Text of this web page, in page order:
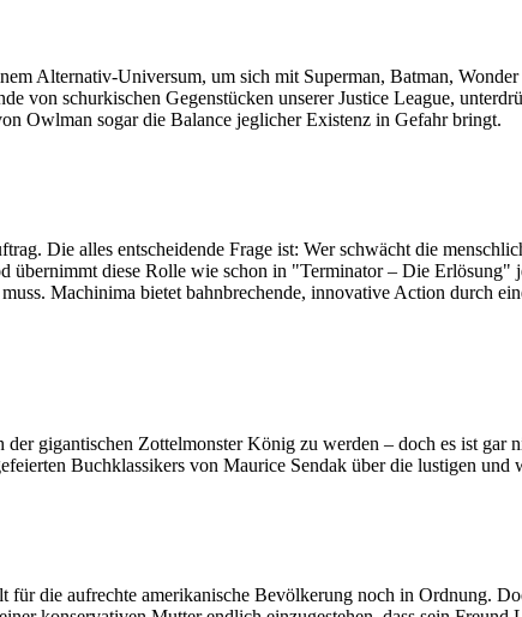
Alternativ-Universum, um sich mit Superman, Batman,
von schurkischen Gegenstücken unserer Justice League,
Owlman sogar die Balance jeglicher Existenz in Gefahr bringt.
Die alles entscheidende Frage ist: Wer schwächt die
diese Rolle wie schon in "Terminator – Die Erlösung"
Machinima bietet bahnbrechende, innovative Action durch
gigantischen Zottelmonster König zu werden – doch es ist gar
Buchklassikers von Maurice Sendak über die lustigen
die aufrechte amerikanische Bevölkerung noch in Ordnung.